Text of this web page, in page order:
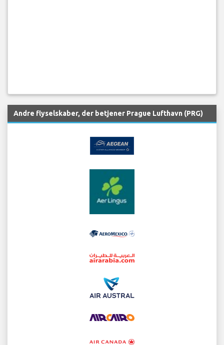
Andre flyselskaber, der betjener Prague Lufthavn (PRG)